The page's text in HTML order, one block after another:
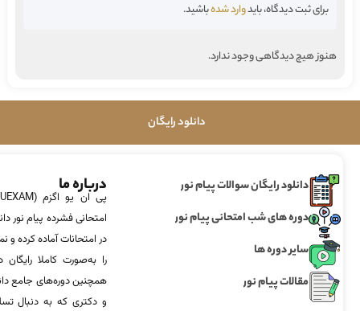
برای ثبت دیدگاه، بایدوارد شدهباشید.
هنوز هیچ دیدگاهی وجود ندارد.
دانلود رایگان
دانلود رایگان سوالات پیام نور
دوره های شب امتحانی پیام نور
سایر دوره ها
مقالات پیام نور
درباره ما
امتحانی فشرده پیام نور
در امتحانات آماده‌ کرده
را به‌صورت کاملا
همچنین دوره‌های جامع
و دکتری که به دنبال